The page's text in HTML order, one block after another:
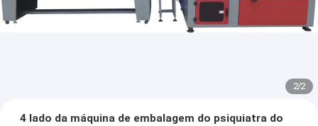
2/2
4 lado da máquina de embalagem do psiquiatra do